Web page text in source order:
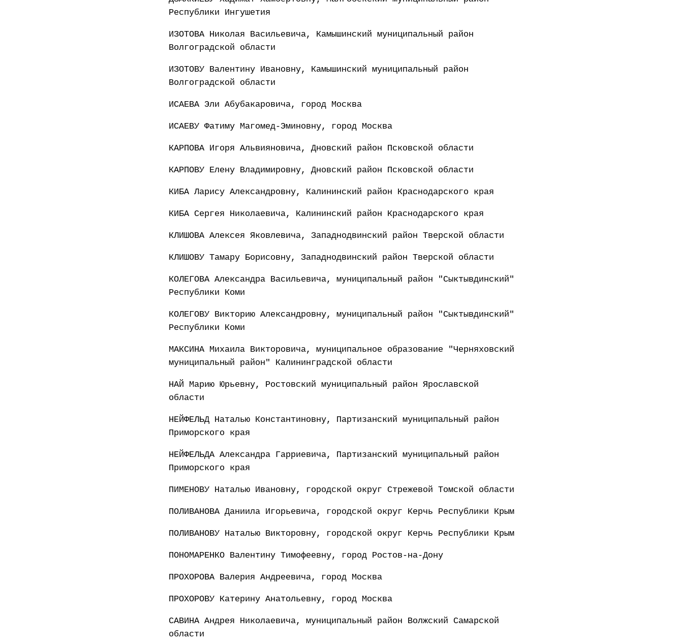
Республики Ингушетия
ИЗОТОВА Николая Васильевича, Камышинский муниципальный район
Волгоградской области
ИЗОТОВУ Валентину Ивановну, Камышинский муниципальный район
Волгоградской области
ИСАЕВА Эли Абубакаровича, город Москва
ИСАЕВУ Фатиму Магомед-Эминовну, город Москва
КАРПОВА Игоря Альвияновича, Дновский район Псковской области
КАРПОВУ Елену Владимировну, Дновский район Псковской области
КИБА Ларису Александровну, Калининский район Краснодарского края
КИБА Сергея Николаевича, Калининский район Краснодарского края
КЛИШОВА Алексея Яковлевича, Западнодвинский район Тверской области
КЛИШОВУ Тамару Борисовну, Западнодвинский район Тверской области
КОЛЕГОВА Александра Васильевича, муниципальный район "Сыктывдинский"
Республики Коми
КОЛЕГОВУ Викторию Александровну, муниципальный район "Сыктывдинский"
Республики Коми
МАКСИНА Михаила Викторовича, муниципальное образование "Черняховский
муниципальный район" Калининградской области
НАЙ Марию Юрьевну, Ростовский муниципальный район Ярославской
области
НЕЙФЕЛЬД Наталью Константиновну, Партизанский муниципальный район
Приморского края
НЕЙФЕЛЬДА Александра Гарриевича, Партизанский муниципальный район
Приморского края
ПИМЕНОВУ Наталью Ивановну, городской округ Стрежевой Томской области
ПОЛИВАНОВА Даниила Игорьевича, городской округ Керчь Республики Крым
ПОЛИВАНОВУ Наталью Викторовну, городской округ Керчь Республики Крым
ПОНОМАРЕНКО Валентину Тимофеевну, город Ростов-на-Дону
ПРОХОРОВА Валерия Андреевича, город Москва
ПРОХОРОВУ Катерину Анатольевну, город Москва
САВИНА Андрея Николаевича, муниципальный район Волжский Самарской
области